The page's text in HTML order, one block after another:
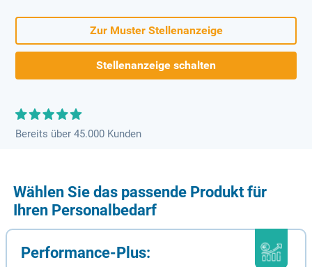
Zur Muster Stellenanzeige
Stellenanzeige schalten
Bereits über 45.000 Kunden
Wählen Sie das passende Produkt für
Ihren Personalbedarf
Performance-Plus: